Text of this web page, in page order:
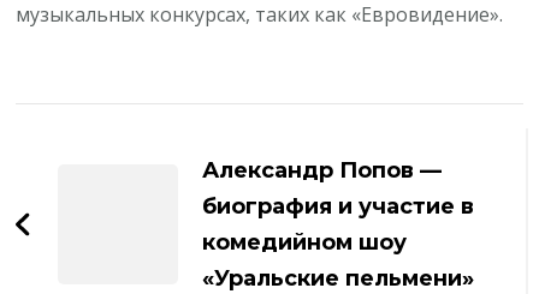
музыкальных конкурсах, таких как «Евровидение».
записям
Александр Попов —
биография и участие в
комедийном шоу
«Уральские пельмени»